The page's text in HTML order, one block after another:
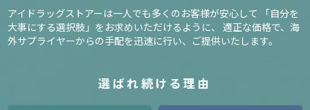
アイドラッグストアーは一人でも多くのお客様が安心して
「自分を
大事にする選択肢」をお求めいただけるように、
適正な価格で、海
外サプライヤーからの手配を迅速に行い、ご提供いたします。
選ばれ続ける理由